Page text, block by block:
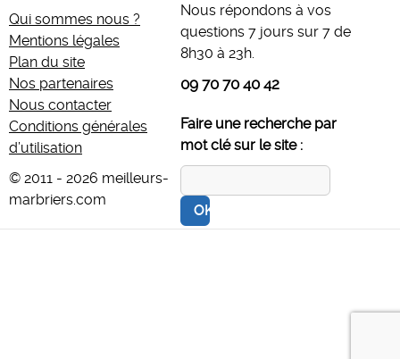
Qui sommes nous ?
Mentions légales
Plan du site
Nos partenaires
Nous contacter
Conditions générales
d’utilisation
© 2011 - 2026 meilleurs-
marbriers.com
Nous répondons à vos
questions 7 jours sur 7 de
8h30 à 23h.
09 70 70 40 42
Faire une recherche par
mot clé sur le site :